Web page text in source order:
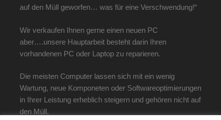
auf den Müll geworfen… was für eine Verschwendung!“
Wir verkaufen Ihnen gerne einen neuen PC
aber….unsere Hauptarbeit besteht darin Ihren
vorhandenen PC oder Laptop zu reparieren.
Die meisten Computer lassen sich mit ein wenig
Wartung, neue Komponeten oder Softwareoptimierungen
in Ihrer Leistung erheblich steigern und gehören nicht auf
den Müll.